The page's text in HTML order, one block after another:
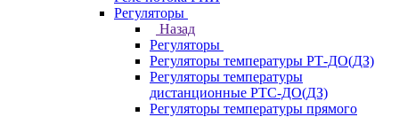
Регуляторы
Назад
Регуляторы
Регуляторы температуры РТ-ДО(ДЗ)
Регуляторы температуры
дистанционные РТС-ДО(ДЗ)
Регуляторы температуры прямого